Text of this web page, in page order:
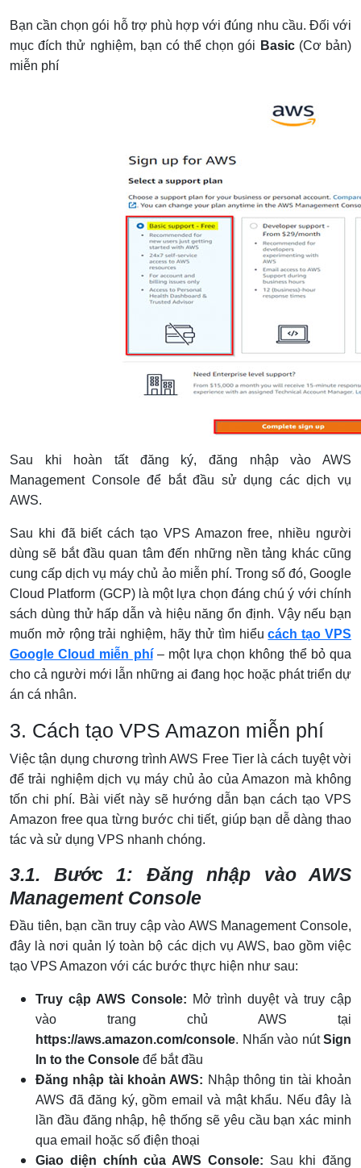
Bạn cần chọn gói hỗ trợ phù hợp với đúng nhu cầu. Đối với
mục đích thử nghiệm, bạn có thể chọn gói Basic(Cơ bản)
miễn phí
Sau khi hoàn tất đăng ký, đăng nhập vào AWS
Management Console để bắt đầu sử dụng các dịch vụ
AWS.
Sau khi đã biết cách tạo VPS Amazon free, nhiều người
dùng sẽ bắt đầu quan tâm đến những nền tảng khác cũng
cung cấp dịch vụ máy chủ ảo miễn phí. Trong số đó, Google
Cloud Platform (GCP) là một lựa chọn đáng chú ý với chính
sách dùng thử hấp dẫn và hiệu năng ổn định. Vậy nếu bạn
muốn mở rộng trải nghiệm, hãy thử tìm hiểucách tạo VPS
Google Cloud miễn phí– một lựa chọn không thể bỏ qua
cho cả người mới lẫn những ai đang học hoặc phát triển dự
án cá nhân.
3. Cách tạo VPS Amazon miễn phí
Việc tận dụng chương trình AWS Free Tier là cách tuyệt vời
để trải nghiệm dịch vụ máy chủ ảo của Amazon mà không
tốn chi phí. Bài viết này sẽ hướng dẫn bạn cách tạo VPS
Amazon free qua từng bước chi tiết, giúp bạn dễ dàng thao
tác và sử dụng VPS nhanh chóng.
3.1. Bước 1: Đăng nhập vào AWS
Management Console
Đầu tiên, bạn cần truy cập vào AWS Management Console,
đây là nơi quản lý toàn bộ các dịch vụ AWS, bao gồm việc
tạo VPS Amazon với các bước thực hiện như sau:
Truy cập AWS Console: Mở trình duyệt và truy cập
vào trang chủ AWS tại
https://aws.amazon.com/console. Nhấn vào nútSign
In to the Console để bắt đầu
Đăng nhập tài khoản AWS: Nhập thông tin tài khoản
AWS đã đăng ký, gồm email và mật khẩu. Nếu đây là
lần đầu đăng nhập, hệ thống sẽ yêu cầu bạn xác minh
qua email hoặc số điện thoại
Giao diện chính của AWS Console: Sau khi đăng